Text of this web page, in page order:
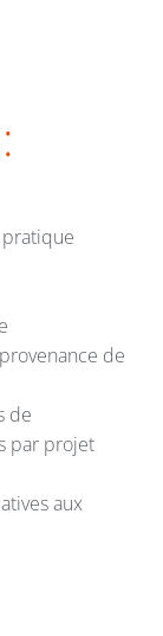
de
de
par projet
aux